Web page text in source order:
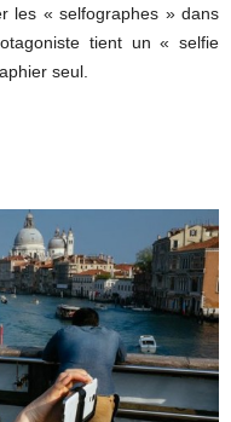
les « selfographes » dans
tient un « selfie
seul.